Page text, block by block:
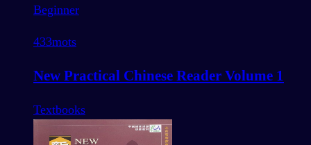
Beginner
433mots
New Practical Chinese Reader Volume 1
Textbooks